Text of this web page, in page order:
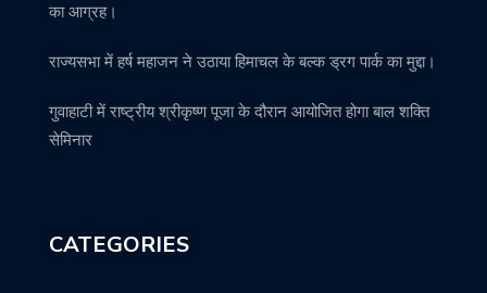
का आग्रह।
राज्यसभा में हर्ष महाजन ने उठाया हिमाचल के बल्क ड्रग पार्क का मुद्दा।
गुवाहाटी में राष्ट्रीय श्रीकृष्ण पूजा के दौरान आयोजित होगा बाल शक्ति
सेमिनार
CATEGORIES